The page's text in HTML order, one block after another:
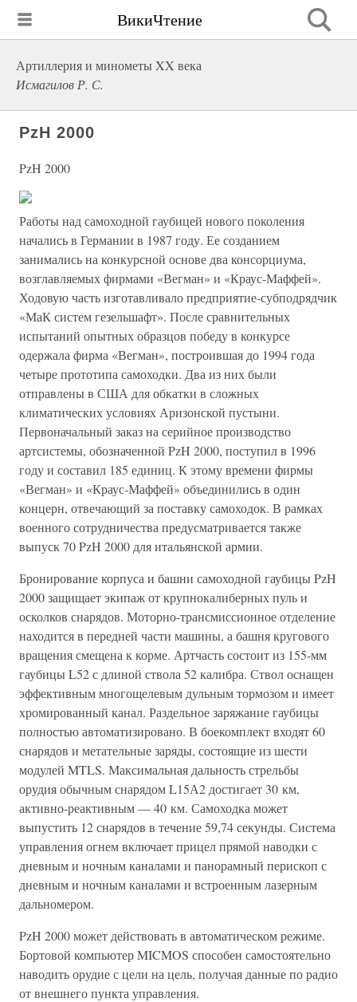
ВикиЧтение
Артиллерия и минометы XX века
Исмагилов Р. С.
PzH 2000
PzH 2000
Работы над самоходной гаубицей нового поколения
начались в Германии в 1987 году. Ее созданием
занимались на конкурсной основе два консорциума,
возглавляемых фирмами «Вегман» и «Краус-Маффей».
Ходовую часть изготавливало предприятие-субподрядчик
«МаК систем гезельшафт». После сравнительных
испытаний опытных образцов победу в конкурсе
одержала фирма «Вегман», построившая до 1994 года
четыре прототипа самоходки. Два из них были
отправлены в США для обкатки в сложных
климатических условиях Аризонской пустыни.
Первоначальный заказ на серийное производство
артсистемы, обозначенной PzH 2000, поступил в 1996
году и составил 185 единиц. К этому времени фирмы
«Вегман» и «Краус-Маффей» объединились в один
концерн, отвечающий за поставку самоходок. В рамках
военного сотрудничества предусматривается также
выпуск 70 PzH 2000 для итальянской армии.
Бронирование корпуса и башни самоходной гаубицы PzH
2000 защищает экипаж от крупнокалиберных пуль и
осколков снарядов. Моторно-трансмиссионное отделение
находится в передней части машины, а башня кругового
вращения смещена к корме. Артчасть состоит из 155-мм
гаубицы L52 с длиной ствола 52 калибра. Ствол оснащен
эффективным многощелевым дульным тормозом и имеет
хромированный канал. Раздельное заряжание гаубицы
полностью автоматизировано. В боекомплект входят 60
снарядов и метательные заряды, состоящие из шести
модулей MTLS. Максимальная дальность стрельбы
орудия обычным снарядом L15А2 достигает 30 км,
активно-реактивным — 40 км. Самоходка может
выпустить 12 снарядов в течение 59,74 секунды. Система
управления огнем включает прицел прямой наводки с
дневным и ночным каналами и панорамный перископ с
дневным и ночным каналами и встроенным лазерным
дальномером.
PzH 2000 может действовать в автоматическом режиме.
Бортовой компьютер MICMOS способен самостоятельно
наводить орудие с цели на цель, получая данные по радио
от внешнего пункта управления.